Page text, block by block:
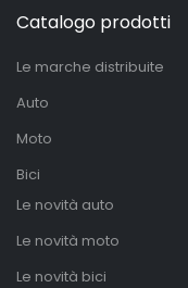
Catalogo prodotti
Le marche distribuite
Auto
Moto
Bici
Le novità auto
Le novità moto
Le novità bici